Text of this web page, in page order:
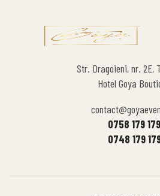
Str. Dragoieni, nr. 2E,
Hotel Goya
0758 179 179
0748 179